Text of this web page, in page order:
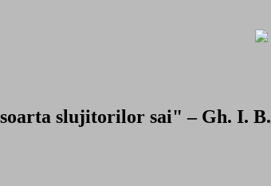
slujitorilor sai" – Gh. I. B.